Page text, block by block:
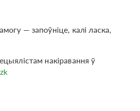
— запоўніце, калі ласка,
накіравання ў